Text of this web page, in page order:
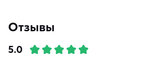
Отзывы
5.0